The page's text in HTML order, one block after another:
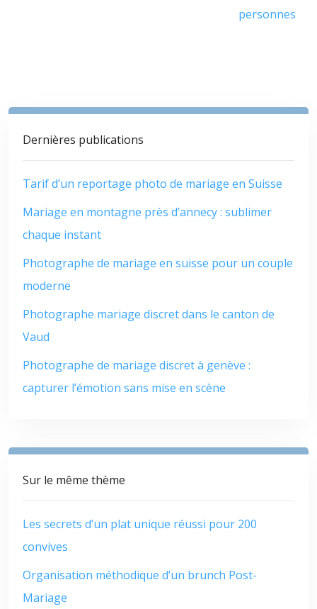
personnes
Dernières publications
Tarif d’un reportage photo de mariage en Suisse
Mariage en montagne près d’annecy : sublimer
chaque instant
Photographe de mariage en suisse pour un couple
moderne
Photographe mariage discret dans le canton de
Vaud
Photographe de mariage discret à genève :
capturer l’émotion sans mise en scène
Sur le même thème
Les secrets d’un plat unique réussi pour 200
convives
Organisation méthodique d’un brunch Post-
Mariage